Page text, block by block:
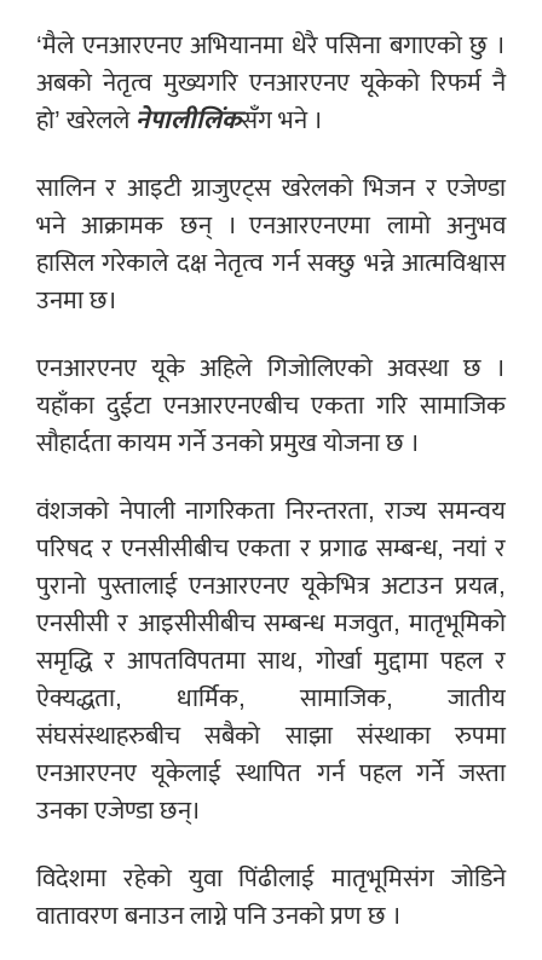
‘मैले एनआरएनए अभियानमा धेरै पसिना बगाएको छु ।
अबको नेतृत्व मुख्यगरि एनआरएनए यूकेको रिफर्म नै
हो’ खरेललेनेपालीलिंकसँग भने ।
सालिन र आइटी ग्राजुएट्स खरेलको भिजन र एजेण्डा
भने आक्रामक छन् । एनआरएनएमा लामो अनुभव
हासिल गरेकाले दक्ष नेतृत्व गर्न सक्छु भन्ने आत्मविश्वास
उनमा छ।
एनआरएनए यूके अहिले गिजोलिएको अवस्था छ ।
यहाँका दुईटा एनआरएनएबीच एकता गरि सामाजिक
सौहार्दता कायम गर्ने उनको प्रमुख योजना छ ।
वंशजको नेपाली नागरिकता निरन्तरता, राज्य समन्वय
परिषद र एनसीसीबीच एकता र प्रगाढ सम्बन्ध, नयां र
पुरानो पुस्तालाई एनआरएनए यूकेभित्र अटाउन प्रयत्न,
एनसीसी र आइसीसीबीच सम्बन्ध मजवुत, मातृभूमिको
समृद्धि र आपतविपतमा साथ, गोर्खा मुद्दामा पहल र
ऐक्यद्धता, धार्मिक, सामाजिक, जातीय
संघसंस्थाहरुबीच सबैको साझा संस्थाका रुपमा
एनआरएनए यूकेलाई स्थापित गर्न पहल गर्ने जस्ता
उनका एजेण्डा छन्।
विदेशमा रहेको युवा पिंढीलाई मातृभूमिसंग जोडिने
वातावरण बनाउन लाग्ने पनि उनको प्रण छ ।